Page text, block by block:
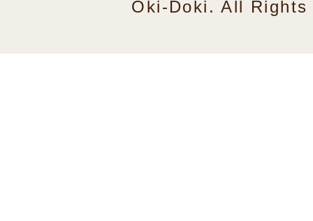
Oki-Doki. All Rights